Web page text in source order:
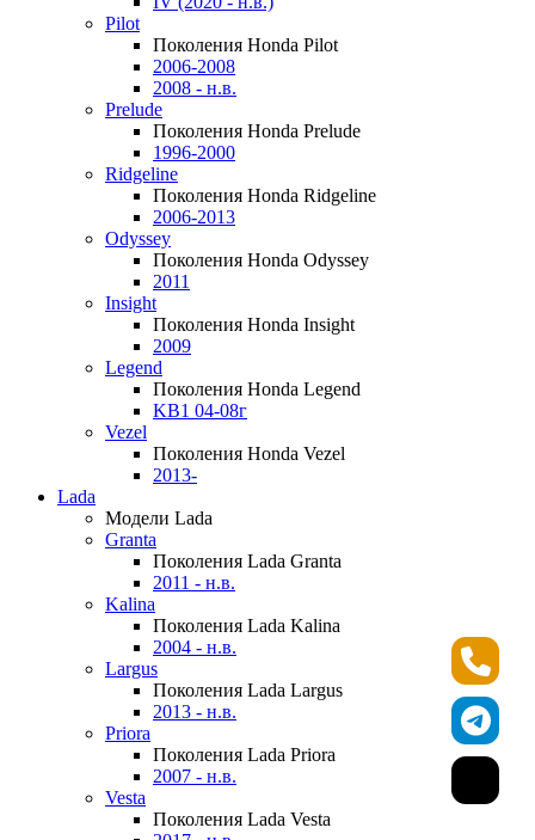
Pilot
Поколения Honda Pilot
2006-2008
2008 - н.в.
Prelude
Поколения Honda Prelude
1996-2000
Ridgeline
Поколения Honda Ridgeline
2006-2013
Odyssey
Поколения Honda Odyssey
2011
Insight
Поколения Honda Insight
2009
Legend
Поколения Honda Legend
KB1 04-08г
Vezel
Поколения Honda Vezel
2013-
Lada
Модели Lada
Granta
Поколения Lada Granta
2011 - н.в.
Kalina
Поколения Lada Kalina
2004 - н.в.
Largus
Поколения Lada Largus
2013 - н.в.
Priora
Поколения Lada Priora
2007 - н.в.
Vesta
Поколения Lada Vesta